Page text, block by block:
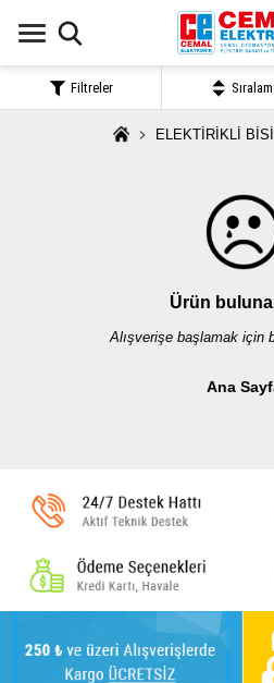
ELEKTİRİKLİ
Ürün
Alışverişe başlamak için
Ana
Filtreler